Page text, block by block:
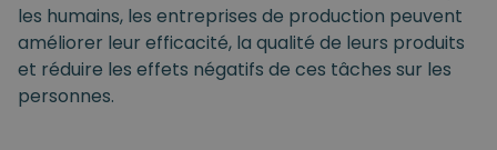
les humains, les entreprises de production peuvent
améliorer leur efficacité, la qualité de leurs produits
et réduire les effets négatifs de ces tâches sur les
personnes.